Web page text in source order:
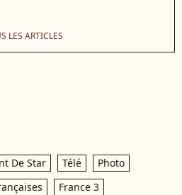
LES ARTICLES
De Star Télé
Photo
France 3